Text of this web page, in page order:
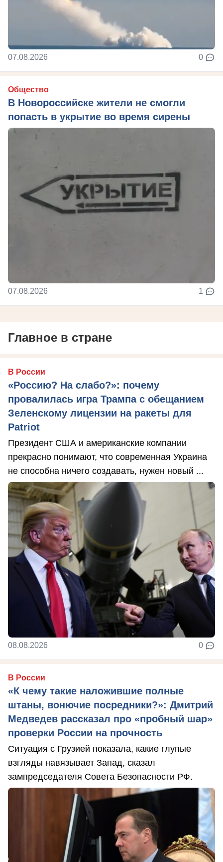
07.08.2026 0
Общество
В Новороссийске жители не смогли
попасть в укрытие во время сирены
07.08.2026 1
Главное в стране
В России
«Россию? На слабо?»: почему
провалилась игра Трампа с обещанием
Зеленскому лицензии на ракеты для
Patriot
Президент США и американские компании
прекрасно понимают, что современная Украина
не способна ничего создавать, нужен новый ...
08.08.2026 0
В России
«К чему такие наложившие полные
штаны, вонючие посредники?»: Дмитрий
Медведев рассказал про «пробный шар»
проверки России на прочность
Ситуация с Грузией показала, какие глупые
взгляды навязывает Запад, сказал
зампредседателя Совета Безопасности РФ.